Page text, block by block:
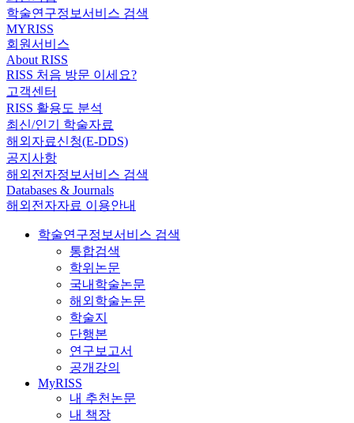
학술연구정보서비스 검색
MYRISS
회원서비스
About RISS
RISS 처음 방문 이세요?
고객센터
RISS 활용도 분석
최신/인기 학술자료
해외자료신청(E-DDS)
공지사항
해외전자정보서비스 검색
Databases & Journals
해외전자자료 이용안내
학술연구정보서비스 검색
통합검색
학위논문
국내학술논문
해외학술논문
학술지
단행본
연구보고서
공개강의
MyRISS
내 추천논문
내 책장